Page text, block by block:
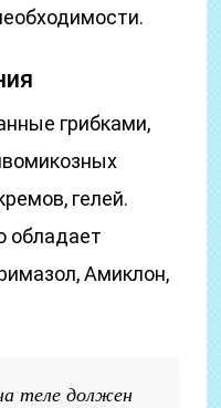
грибками,
гелей.
обладает
Амиклон,
теле должен